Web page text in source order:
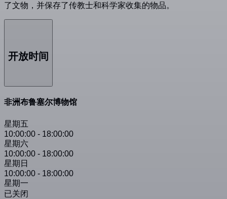
了文物，并保存了传教士和科学家收集的物品。
开放时间
非洲布鲁塞尔博物馆
星期五
10:00:00 - 18:00:00
星期六
10:00:00 - 18:00:00
星期日
10:00:00 - 18:00:00
星期一
已关闭